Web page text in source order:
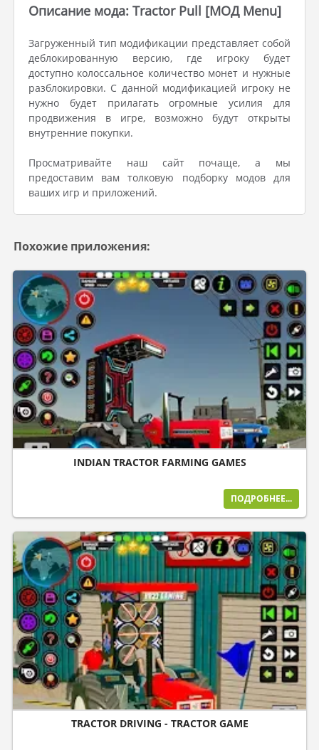
Описание мода: Tractor Pull [МОД Menu]
Загруженный тип модификации представляет собой
деблокированную версию, где игроку будет
доступно колоссальное количество монет и нужные
разблокировки. С данной модификацией игроку не
нужно будет прилагать огромные усилия для
продвижения в игре, возможно будут открыты
внутренние покупки.
Просматривайте наш сайт почаще, а мы
предоставим вам толковую подборку модов для
ваших игр и приложений.
Похожие приложения:
INDIAN TRACTOR FARMING GAMES
ПОДРОБНЕЕ...
TRACTOR DRIVING - TRACTOR GAME